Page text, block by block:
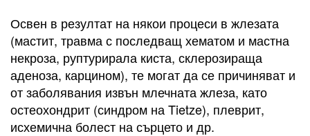
Освен в резултат на някои процеси в жлезата
(мастит, травма с последващ хематом и мастна
некроза, руптурирала киста, склерозираща
аденоза, карцином), те могат да се причиняват и
от заболявания извън млечната жлеза, като
остеохондрит (синдром на Tietze), плеврит,
исхемична болест на сърцето и др.